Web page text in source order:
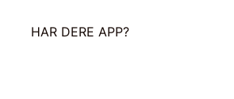
HAR DERE APP?